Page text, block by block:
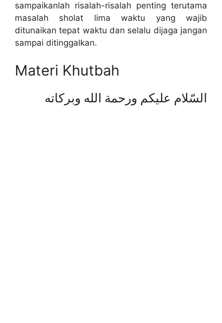
sampaikanlah risalah-risalah penting terutama
masalah sholat lima waktu yang wajib
ditunaikan tepat waktu dan selalu dijaga jangan
sampai ditinggalkan.
Materi Khutbah
السّلام عليكم ورحمة الله وبركاته